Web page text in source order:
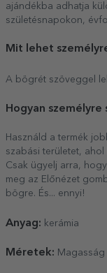
ajándékba adhatja
születésnapokon,
Mit lehet
A bögrét szöveggel
Hogyan
Használd a termék
szabási területet,
Csak ügyelj arra,
meg az Előnézet
bögre. És... ennyi!
Anyag: kerámia
Méretek: Magasság